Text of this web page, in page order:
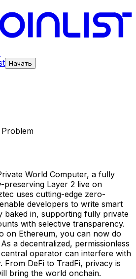
Начать
World Computer, a fully
preserving Layer 2 live on
uses cutting-edge zero-
developers to write smart
baked in, supporting fully private
with selective transparency.
on Ethereum, you can now do
a decentralized, permissionless
operator can interfere with
From DeFi to TradFi, privacy is
bring the world onchain.